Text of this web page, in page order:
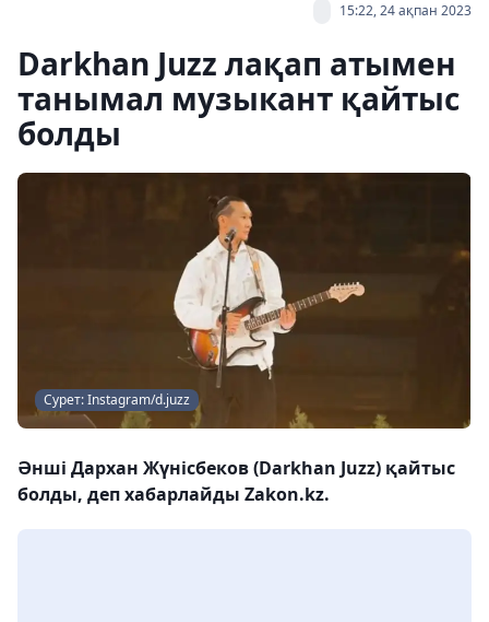
15:22, 24 ақпан 2023
Darkhan Juzz лақап атымен
танымал музыкант қайтыс
болды
Сурет: Instagram/d.juzz
Әнші Дархан Жүнісбеков (Darkhan Juzz) қайтыс
болды, деп хабарлайды Zakon.kz.